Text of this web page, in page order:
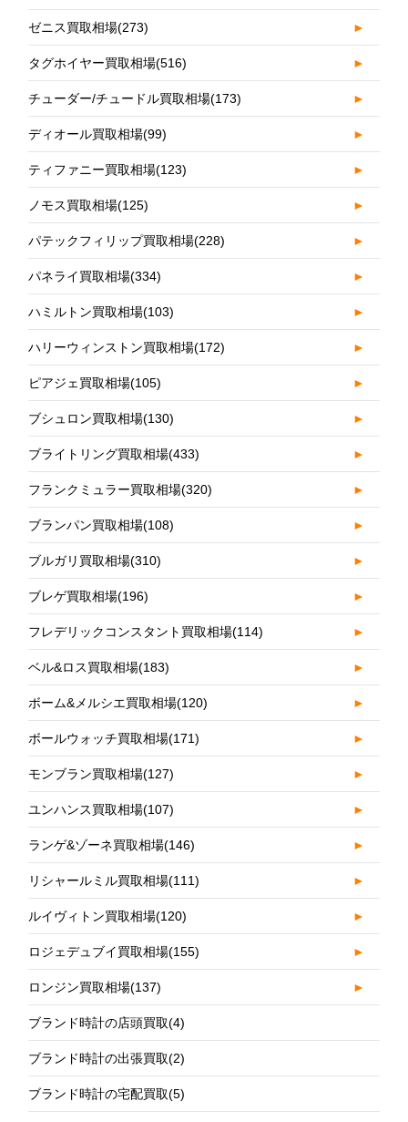
ゼニス買取相場(273) ►
タグホイヤー買取相場(516) ►
チューダー/チュードル買取相場(173) ►
ディオール買取相場(99) ►
ティファニー買取相場(123) ►
ノモス買取相場(125) ►
パテックフィリップ買取相場(228) ►
パネライ買取相場(334) ►
ハミルトン買取相場(103) ►
ハリーウィンストン買取相場(172) ►
ピアジェ買取相場(105) ►
ブシュロン買取相場(130) ►
ブライトリング買取相場(433) ►
フランクミュラー買取相場(320) ►
ブランパン買取相場(108) ►
ブルガリ買取相場(310) ►
ブレゲ買取相場(196) ►
フレデリックコンスタント買取相場(114) ►
ベル&ロス買取相場(183) ►
ボーム&メルシエ買取相場(120) ►
ボールウォッチ買取相場(171) ►
モンブラン買取相場(127) ►
ユンハンス買取相場(107) ►
ランゲ&ゾーネ買取相場(146) ►
リシャールミル買取相場(111) ►
ルイヴィトン買取相場(120) ►
ロジェデュブイ買取相場(155) ►
ロンジン買取相場(137) ►
ブランド時計の店頭買取(4)
ブランド時計の出張買取(2)
ブランド時計の宅配買取(5)